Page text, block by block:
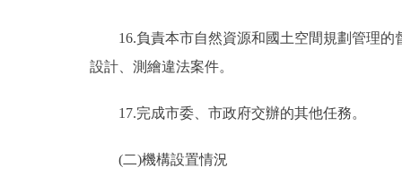
16.負責本市自然資源和國土空間規劃管理的
設計、測繪違法案件。
17.完成市委、市政府交辦的其他任務。
(二)機構設置情況